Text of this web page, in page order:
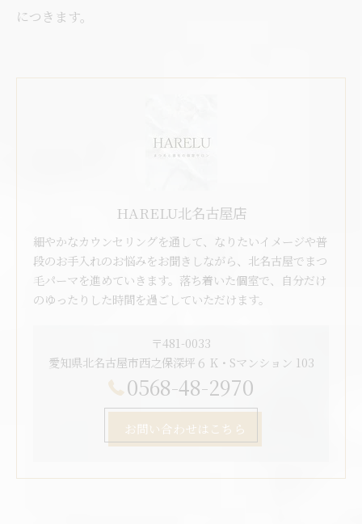
につきます。
HARELU北名古屋店
細やかなカウンセリングを通して、なりたいイメージや普
段のお手入れのお悩みをお聞きしながら、北名古屋でまつ
毛パーマを進めていきます。落ち着いた個室で、自分だけ
のゆったりした時間を過ごしていただけます。
〒481-0033
愛知県北名古屋市西之保深坪６ K・Sマンション 103
0568-48-2970
お問い合わせはこちら